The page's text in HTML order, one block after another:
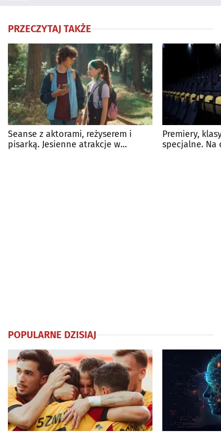
PRZECZYTAJ TAKŻE
Seanse z aktorami, reżyserem i
pisarką. Jesienne atrakcje w
Premiery,
specjalne. Na
POPULARNE DZISIAJ